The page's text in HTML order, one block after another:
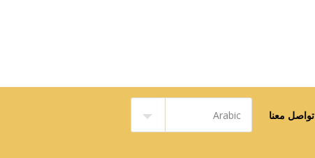
تواصل معنا